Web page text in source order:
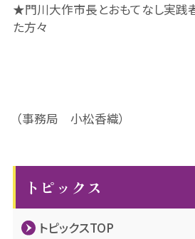
トピックス
トピックスTOP
★門川大作市長とおもてなし実践
た方々
（事務局 小松香織）